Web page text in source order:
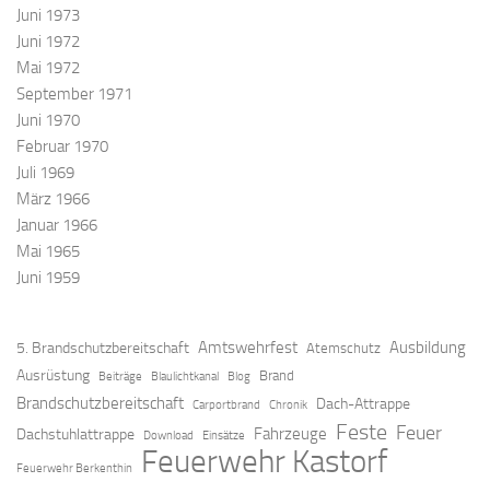
Juni 1973
Juni 1972
Mai 1972
September 1971
Juni 1970
Februar 1970
Juli 1969
März 1966
Januar 1966
Mai 1965
Juni 1959
5. Brandschutzbereitschaft Amtswehrfest Atemschutz Ausbildung
Ausrüstung Beiträge Blaulichtkanal Blog Brand
Brandschutzbereitschaft Carportbrand Chronik
Dach-Attrappe
Dachstuhlattrappe
Download Einsätze Fahrzeuge Feste Feuer
Feuerwehr Berkenthin Feuerwehr Kastorf